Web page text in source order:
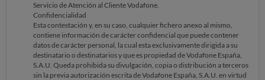
Servicio de Atención al Cliente Vodafone.
Confidencialidad
Esta contestación y, en su caso, cualquier fichero anexo al mismo,
contiene información de carácter confidencial que puede contener
datos de carácter personal, la cual esta exclusivamente dirigida a su
destinatario o destinatarios y que es propiedad de Vodafone España,
S.A.U. Queda prohibida su divulgación, copia o distribución a terceros
sin la previa autorización escrita de Vodafone España, S.A.U. en virtud